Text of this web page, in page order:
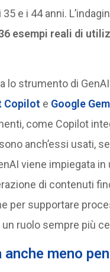
e i 44 anni.
esempi reali di
lo strumento di
Copilot e Google
come Copilot
anch’essi usati,
viene impiegata
di contenuti
per supportare
ruolo sempre più
meno